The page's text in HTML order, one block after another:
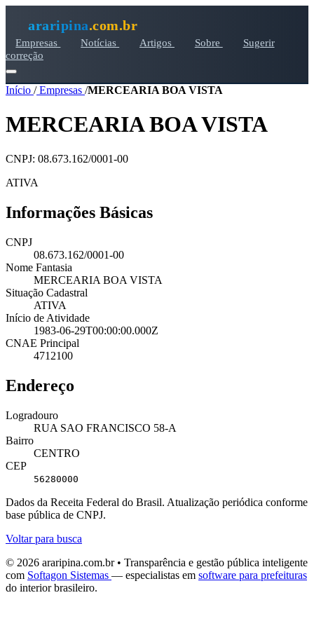
araripina.com.br
Empresas Notícias Artigos Sobre
Sugerir
correção
Início /Empresas /MERCEARIA BOA VISTA
MERCEARIA BOA VISTA
CNPJ: 08.673.162/0001-00
ATIVA
Informações Básicas
CNPJ
08.673.162/0001-00
Nome Fantasia
MERCEARIA BOA VISTA
Situação Cadastral
ATIVA
Início de Atividade
1983-06-29T00:00:00.000Z
CNAE Principal
4712100
Endereço
Logradouro
RUA SAO FRANCISCO 58-A
Bairro
CENTRO
CEP
56280000
Dados da Receita Federal do Brasil. Atualização periódica conforme
base pública de CNPJ.
Voltar para busca
© 2026 araripina.com.br • Transparência e gestão pública inteligente
com Softagon Sistemas — especialistas em software para prefeituras
do interior brasileiro.